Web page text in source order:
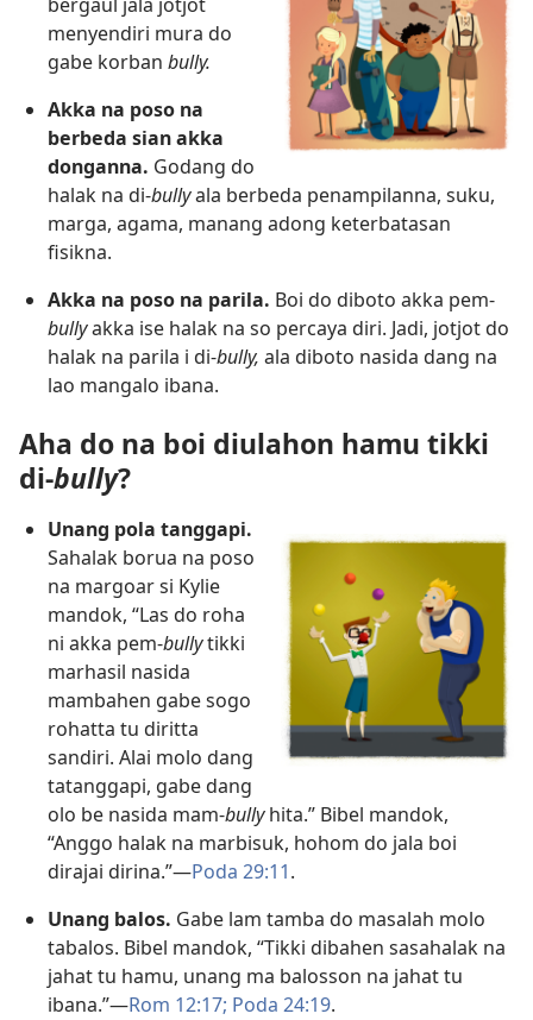
menyendiri mura do
gabe korban bully.
Akka na poso na
berbeda sian akka
donganna. Godang do
halak na di-bullyala berbeda penampilanna, suku,
marga, agama, manang adong keterbatasan
fisikna.
Akka na poso na parila. Boi do diboto akka pem-
bullyakka ise halak na so percaya diri. Jadi, jotjot do
halak na parila i di-bully, ala diboto nasida dang na
lao mangalo ibana.
Aha do na boi diulahon hamu tikki
di-bully?
Unang pola tanggapi.
Sahalak borua na poso
na margoar si Kylie
mandok, “Las do roha
ni akka pem-bullytikki
marhasil nasida
mambahen gabe sogo
rohatta tu diritta
sandiri. Alai molo dang
tatanggapi, gabe dang
olo be nasida mam-bullyhita.” Bibel mandok,
“Anggo halak na marbisuk, hohom do jala boi
dirajai dirina.”​—Poda 29:11.
Unang balos. Gabe lam tamba do masalah molo
tabalos. Bibel mandok, “Tikki dibahen sasahalak na
jahat tu hamu, unang ma balosson na jahat tu
ibana.”​—Rom 12:17; Poda 24:19.